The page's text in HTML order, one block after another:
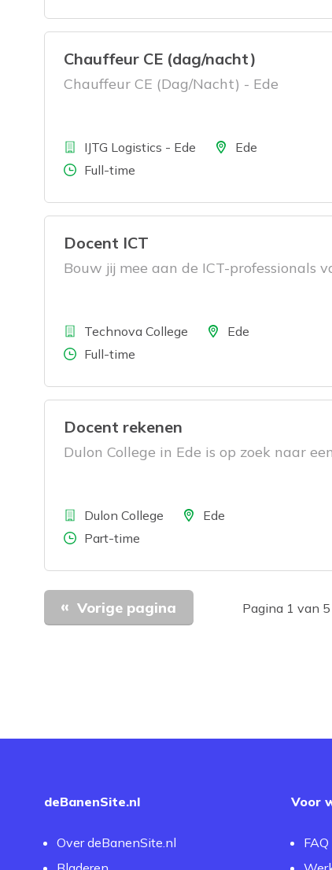
Chauffeur CE (dag/nacht)
Chauffeur CE (Dag/Nacht) - Ede
BedrijfIJTG Logistics - Ede LocatieEde
Aantal uren
Full-time
Docent ICT
Bouw jij mee aan de ICT-professionals
BedrijfTechnova College LocatieEde
Aantal uren
Full-time
Docent rekenen
Dulon College in Ede is op zoek naar
BedrijfDulon College LocatieEde
Aantal uren
Part-time
Vorige pagina Pagina 1 van 5
deBanenSite.nl
Over deBanenSite.nl
Voor
FAQ